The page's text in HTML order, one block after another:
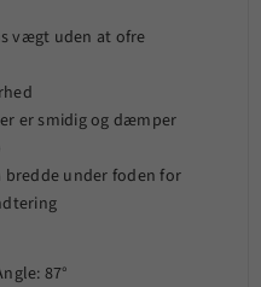
vægt uden at ofre
er smidig og dæmper
bredde under foden for
87°